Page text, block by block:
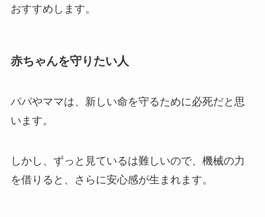
おすすめします。
赤ちゃんを守りたい人
パパやママは、新しい命を守るために必死だと思
います。
しかし、ずっと見ているは難しいので、機械の力
を借りると、さらに安心感が生まれます。